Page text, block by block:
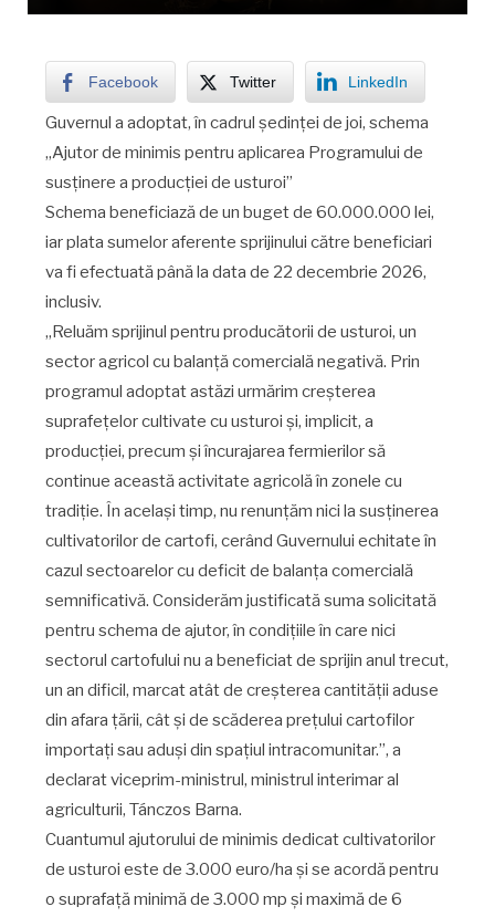
Facebook Twitter LinkedIn
Guvernul a adoptat, în cadrul ședinței de joi, schema
„Ajutor de minimis pentru aplicarea Programului de
susţinere a producției de usturoi”
Schema beneficiază de un buget de 60.000.000 lei,
iar plata sumelor aferente sprijinului către beneficiari
va fi efectuată până la data de 22 decembrie 2026,
inclusiv.
„Reluăm sprijinul pentru producătorii de usturoi, un
sector agricol cu balanță comercială negativă. Prin
programul adoptat astăzi urmărim creșterea
suprafețelor cultivate cu usturoi și, implicit, a
producției, precum și încurajarea fermierilor să
continue această activitate agricolă în zonele cu
tradiție. În același timp, nu renunțăm nici la susținerea
cultivatorilor de cartofi, cerând Guvernului echitate în
cazul sectoarelor cu deficit de balanța comercială
semnificativă. Considerăm justificată suma solicitată
pentru schema de ajutor, în condițiile în care nici
sectorul cartofului nu a beneficiat de sprijin anul trecut,
un an dificil, marcat atât de creșterea cantității aduse
din afara țării, cât și de scăderea prețului cartofilor
importați sau aduși din spațiul intracomunitar.”, a
declarat viceprim-ministrul, ministrul interimar al
agriculturii, Tánczos Barna.
Cuantumul ajutorului de minimis dedicat cultivatorilor
de usturoi este de 3.000 euro/ha și se acordă pentru
o suprafață minimă de 3.000 mp și maximă de 6